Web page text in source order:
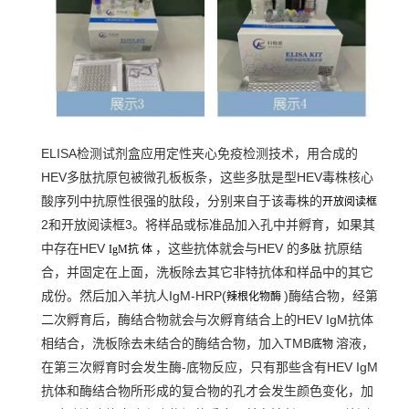
ELISA检测试剂盒应用定性夹心免疫检测技术，用合成的
HEV多肽抗原包被微孔板板条，这些多肽是型HEV毒株核心
酸序列中抗原性很强的肽段，分别来自于该毒株的开放阅读框
2和开放阅读框3。将样品或标准品加入孔中并孵育，如果其
中存在HEV IgM抗 体 ，这些抗体就会与HEV 的多肽 抗原结
合，并固定在上面，洗板除去其它非特抗体和样品中的其它
成份。然后加入羊抗人IgM-HRP(辣根化物酶 )酶结合物，经第
二次孵育后，酶结合物就会与次孵育结合上的HEV IgM抗体
相结合，洗板除去未结合的酶结合物，加入TMB底物 溶液，
在第三次孵育时会发生酶-底物反应，只有那些含有HEV IgM
抗体和酶结合物所形成的复合物的孔才会发生颜色变化，加